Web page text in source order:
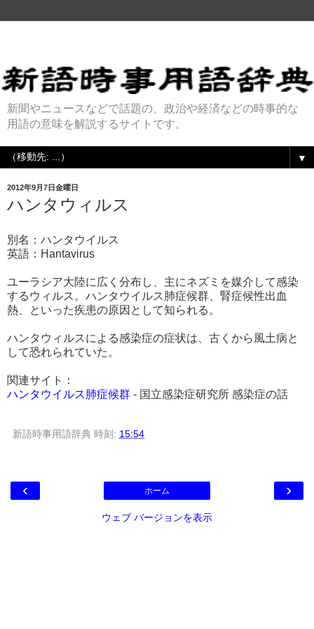
新聞やニュースなどで話題の、政治や経済などの時事的な
用語の意味を解説するサイトです。
▼
2012年9月7日金曜日
ハンタウィルス
別名：ハンタウイルス
英語：Hantavirus
ユーラシア大陸に広く分布し、主にネズミを媒介して感染
するウィルス。ハンタウイルス肺症候群、腎症候性出血
熱、といった疾患の原因として知られる。
ハンタウィルスによる感染症の症状は、古くから風土病と
して恐れられていた。
関連サイト：
ハンタウイルス肺症候群 - 国立感染症研究所 感染症の話
新語時事用語辞典 時刻: 15:54
‹ ›
ホーム
ウェブ バージョンを表示